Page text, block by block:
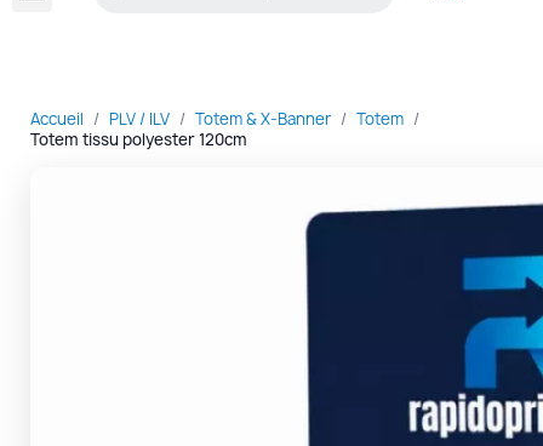
Accueil PLV / ILV Totem & X-Banner
Totem
Totem tissu polyester 120cm